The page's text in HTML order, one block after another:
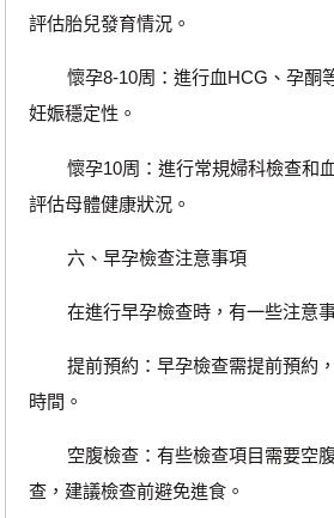
評估胎兒發育情況。
懷孕8-10周：進行血HCG、孕酮
妊娠穩定性。
懷孕10周：進行常規婦科檢查和血
評估母體健康狀況。
六、早孕檢查注意事項
在進行早孕檢查時，有一些注意事
提前預約：早孕檢查需提前預約，
時間。
空腹檢查：有些檢查項目需要空腹
查，建議檢查前避免進食。